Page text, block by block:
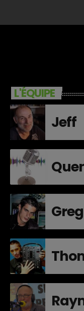
L'ÉQUIPE
Jeff